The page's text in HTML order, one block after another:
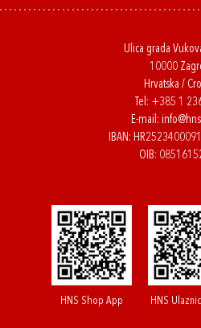
Ulica grada
10000
Hrvatska /
Tel: +385 1
E-mail:
IBAN:
OIB:
HNS Shop App HNS